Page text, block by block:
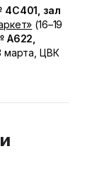
зал
(16–19
А622,
марта, ЦВК